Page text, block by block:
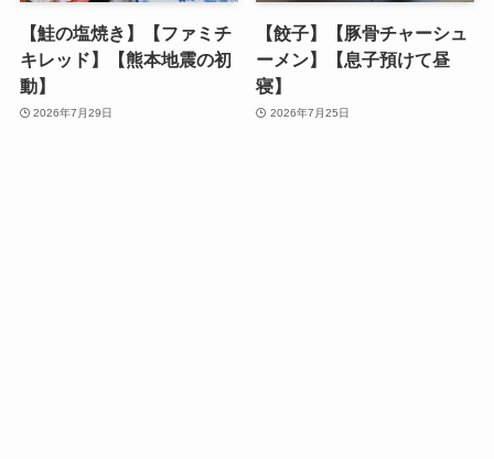
【鮭の塩焼き】【ファミチ
キレッド】【熊本地震の初
動】
2026年7月29日
【餃子】【豚骨チャーシュ
ーメン】【息子預けて昼
寝】
2026年7月25日